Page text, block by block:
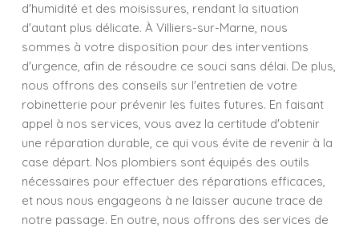
d'humidité et des moisissures, rendant la situation
d'autant plus délicate. À Villiers-sur-Marne, nous
sommes à votre disposition pour des interventions
d'urgence, afin de résoudre ce souci sans délai. De plus,
nous offrons des conseils sur l'entretien de votre
robinetterie pour prévenir les fuites futures. En faisant
appel à nos services, vous avez la certitude d'obtenir
une réparation durable, ce qui vous évite de revenir à la
case départ. Nos plombiers sont équipés des outils
nécessaires pour effectuer des réparations efficaces,
et nous nous engageons à ne laisser aucune trace de
notre passage. En outre, nous offrons des services de